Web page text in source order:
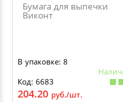
Бумага для выпечки
Виконт
В упаковке: 8
Код: 6683
204.20 руб./шт.